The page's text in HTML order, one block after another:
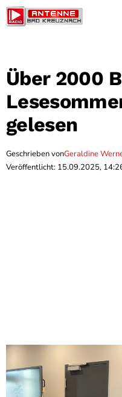
Über 2000
gelesen
Geschrieben vonGeraldine
Veröffentlicht: 15.09.2025,